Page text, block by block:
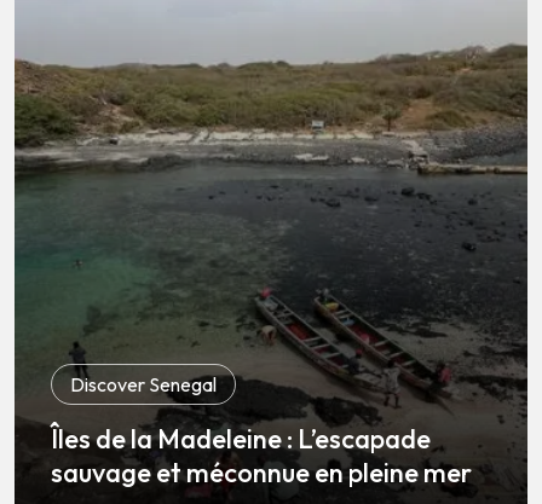
Discover Senegal
Îles de la Madeleine : L’escapade
sauvage et méconnue en pleine mer